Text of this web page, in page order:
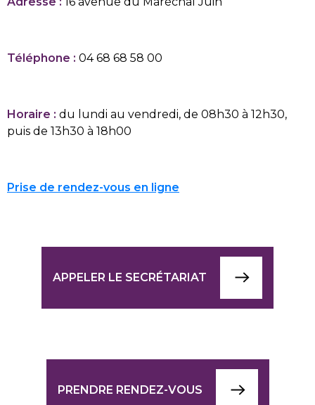
Téléphone : 04 68 68 58 00
Horaire : du lundi au vendredi, de 08h30 à 12h30,
puis de 13h30 à 18h00
Prise de rendez-vous en ligne
APPELER LE SECRÉTARIAT
PRENDRE RENDEZ-VOUS